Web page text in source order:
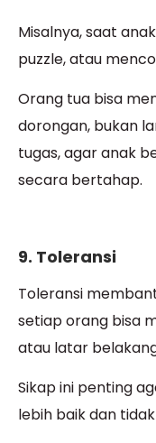
Misalnya, saat
puzzle, atau
Orang tua bisa
dorongan, bukan
tugas, agar anak
secara bertahap.
9. Toleransi
Toleransi
setiap orang bisa
atau latar
Sikap ini penting
lebih baik dan